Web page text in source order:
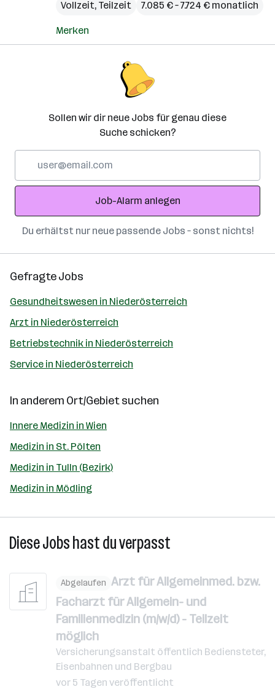
Vollzeit, Teilzeit
7.085 € – 7.724 € monatlich
Merken
Sollen wir dir neue Jobs für genau diese
Suche schicken?
Adresse
Job-Alarm anlegen
Du erhältst nur neue passende Jobs – sonst nichts!
Gefragte Jobs
Gesundheitswesen in Niederösterreich
Arzt in Niederösterreich
Betriebstechnik in Niederösterreich
Service in Niederösterreich
In anderem Ort/Gebiet suchen
Innere Medizin in Wien
Medizin in St. Pölten
Medizin in Tulln (Bezirk)
Medizin in Mödling
Diese Jobs hast du verpasst
Abgelaufen Arzt für Allgemeinmed. bzw.
Facharzt für Allgemein- und
Familienmedizin (m/w/d) - Teilzeit
möglich
Versicherungsanstalt öffentlich Bediensteter,
Eisenbahnen und Bergbau
vor 5 Tagen veröffentlicht